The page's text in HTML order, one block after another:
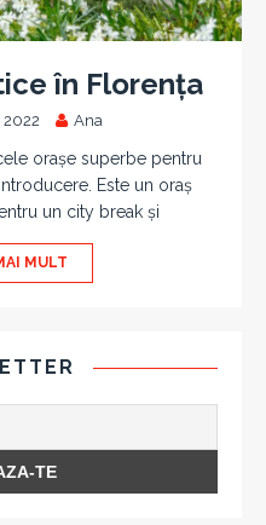
în Florența
Ana
orașe superbe pentru
Este un oraș
un city break și
MULT